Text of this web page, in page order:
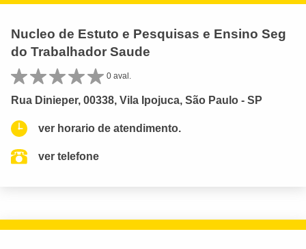
Nucleo de Estuto e Pesquisas e Ensino Seg
do Trabalhador Saude
0 aval.
Rua Dinieper, 00338, Vila Ipojuca, São Paulo - SP
ver horario de atendimento.
ver telefone